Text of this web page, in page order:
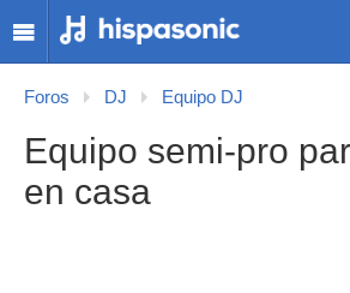
Foros DJ Equipo DJ
Equipo semi-pro
en casa